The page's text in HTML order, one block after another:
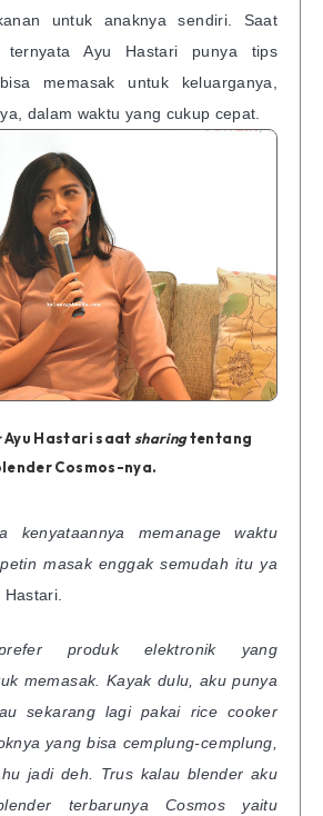
untuk anaknya sendiri. Saat
ternyata Ayu Hastari punya tips
memasak untuk keluarganya,
dalam waktu yang cukup cepat.
Ayu Hastari saatsharingtentang
Cosmos-nya.
kenyataannya memanage waktu
masak enggak semudah itu ya
Hastari.
produk elektronik yang
memasak. Kayak dulu, aku punya
sekarang lagi pakai rice cooker
yang bisa cemplung-cemplung,
jadi deh. Trus kalau blender aku
terbarunya Cosmos yaitu